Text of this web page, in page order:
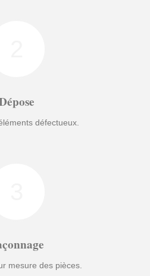
défectueux.
mesure des pièces.